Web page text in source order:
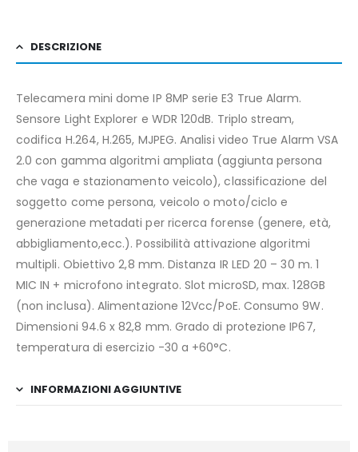
DESCRIZIONE
Telecamera mini dome IP 8MP serie E3 True Alarm.
Sensore Light Explorer e WDR 120dB. Triplo stream,
codifica H.264, H.265, MJPEG. Analisi video True Alarm VSA
2.0 con gamma algoritmi ampliata (aggiunta persona
che vaga e stazionamento veicolo), classificazione del
soggetto come persona, veicolo o moto/ciclo e
generazione metadati per ricerca forense (genere, età,
abbigliamento,ecc.). Possibilità attivazione algoritmi
multipli. Obiettivo 2,8 mm. Distanza IR LED 20 – 30 m. 1
MIC IN + microfono integrato. Slot microSD, max. 128GB
(non inclusa). Alimentazione 12Vcc/PoE. Consumo 9W.
Dimensioni 94.6 x 82,8 mm. Grado di protezione IP67,
temperatura di esercizio -30 a +60°C.
INFORMAZIONI AGGIUNTIVE